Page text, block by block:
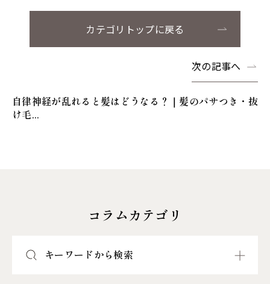
カテゴリトップに戻る
次の記事へ
自律神経が乱れると髪はどうなる？｜髪のパサつき・抜
け毛...
コラムカテゴリ
キーワードから検索